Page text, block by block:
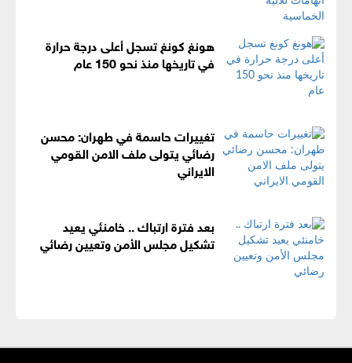
هونغ كونغ تسجل أعلى درجة حرارة
في تاريخها منذ نحو 150 عام
تغييرات حاسمة في طهران: محسن
رضائي يتولى ملف الامن القومي
الايراني
بعد فترة ارتباك .. خامنئي يعيد
تشكيل مجلس الأمن وتعيين رضائي